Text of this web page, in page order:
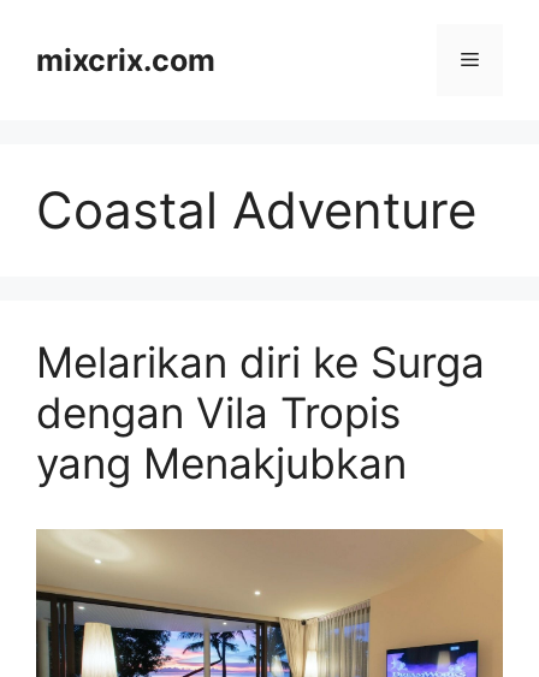
contentmixcrix.com Menu
Coastal Adventure
Melarikan diri ke Surga
dengan Vila Tropis
yang Menakjubkan